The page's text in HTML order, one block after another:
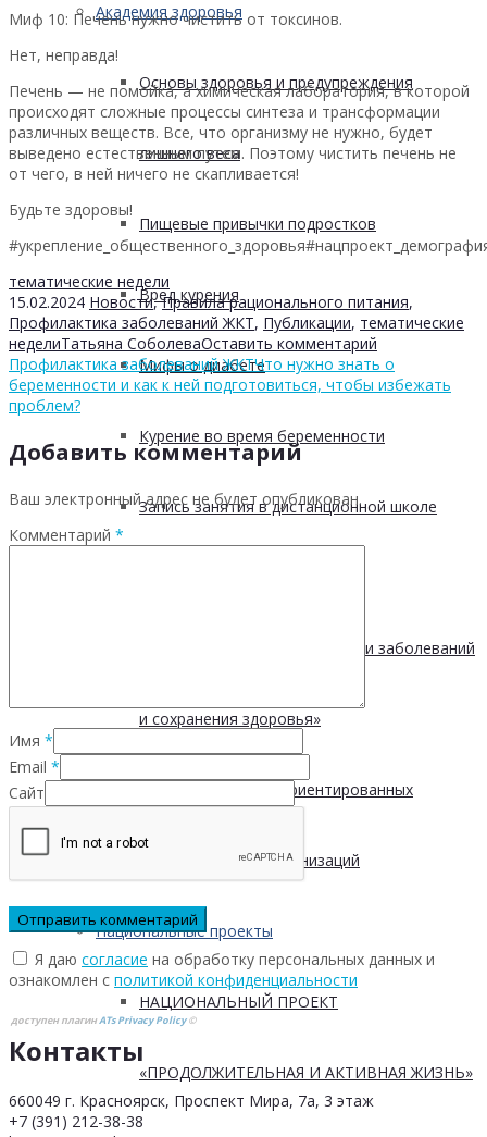
Академия здоровья
Основы здоровья и предупреждения
лишнего веса
Пищевые привычки подростков
Вред курения
Мифы о диабете
Курение во время беременности
Запись занятия в дистанционной школе
РОО «Общество профилактики заболеваний
и сохранения здоровья»
Реестр социально ориентированных
некоммерческих организаций
Национальные проекты
НАЦИОНАЛЬНЫЙ ПРОЕКТ
«ПРОДОЛЖИТЕЛЬНАЯ И АКТИВНАЯ ЖИЗНЬ»
Миф 10: Печень нужно чистить от токсинов.
Нет, неправда!
Печень — не помойка, а химическая лаборатория, в которой
происходят сложные процессы синтеза и трансформации
различных веществ. Все, что организму не нужно, будет
выведено естественным путем. Поэтому чистить печень не
от чего, в ней ничего не скапливается!
Будьте здоровы!
тематические недели
15.02.2024 Новости,Правила рационального питания,
Профилактика заболеваний ЖКТ, Публикации, тематические
неделиТатьяна СоболеваОставить комментарий
Профилактика заболеваний ЖКТЧто нужно знать о
беременности и как к ней подготовиться, чтобы избежать
проблем?
Добавить комментарий
Ваш электронный адрес не будет опубликован.
Комментарий *
Имя *
Email *
Сайт
Я даю согласие на обработку персональных данных и
ознакомлен с политикой конфиденциальности
доступен плагинATs Privacy Policy©
Контакты
660049 г. Красноярск, Проспект Мира, 7а, 3 этаж
+7 (391) 212-38-38